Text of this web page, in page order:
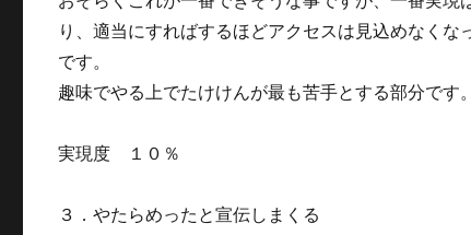
り、適当にすればするほどアクセスは見込めなく
です。
趣味でやる上でたけけんが最も苦手とする部分です。
実現度 １０％
３．やたらめったと宣伝しまくる